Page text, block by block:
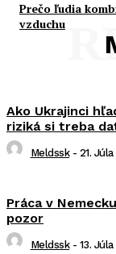
Prečo ľudia
vzduchu
Ako Ukrajinci
riziká si treba
Meldssk - 21.
Práca v
pozor
Meldssk - 13.